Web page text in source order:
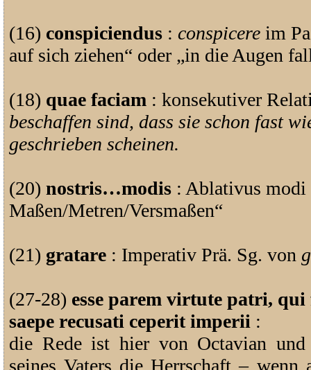
(16) conspiciendus : conspicere im
auf sich ziehen“ oder „in die Augen
(18) quae faciam : konsekutiver
beschaffen sind, dass sie schon fast
geschrieben scheinen.
(20) nostris…modis : Ablativus modi
Maßen/Metren/Versmaßen“
(21) gratare : Imperativ Prä. Sg. von
(27-28) esse parem virtute patri,
saepe recusati ceperit imperii :
die Rede ist hier von Octavian
seines Vaters die Herrschaft – wenn